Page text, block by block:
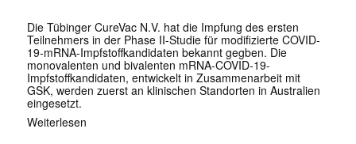
Die Tübinger CureVac N.V. hat die Impfung des ersten
Teilnehmers in der Phase II-Studie für modifizierte COVID-
19-mRNA-Impfstoffkandidaten bekannt gegben. Die
monovalenten und bivalenten mRNA-COVID-19-
Impfstoffkandidaten, entwickelt in Zusammenarbeit mit
GSK, werden zuerst an klinischen Standorten in Australien
eingesetzt.
Weiterlesen